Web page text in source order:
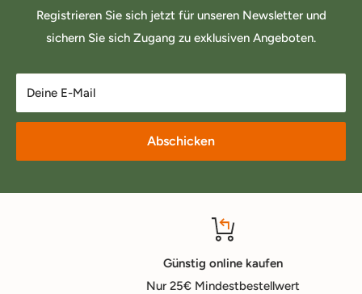
Registrieren Sie sich jetzt für unseren Newsletter und
sichern Sie sich Zugang zu exklusiven Angeboten.
Deine E-Mail
Abschicken
Günstig online kaufen
Nur 25€ Mindestbestellwert